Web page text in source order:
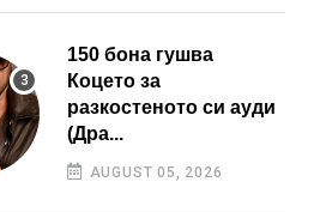
150 бона гушва
Коцето за
разкостеното си ауди
(Дра...
AUGUST 05, 2026